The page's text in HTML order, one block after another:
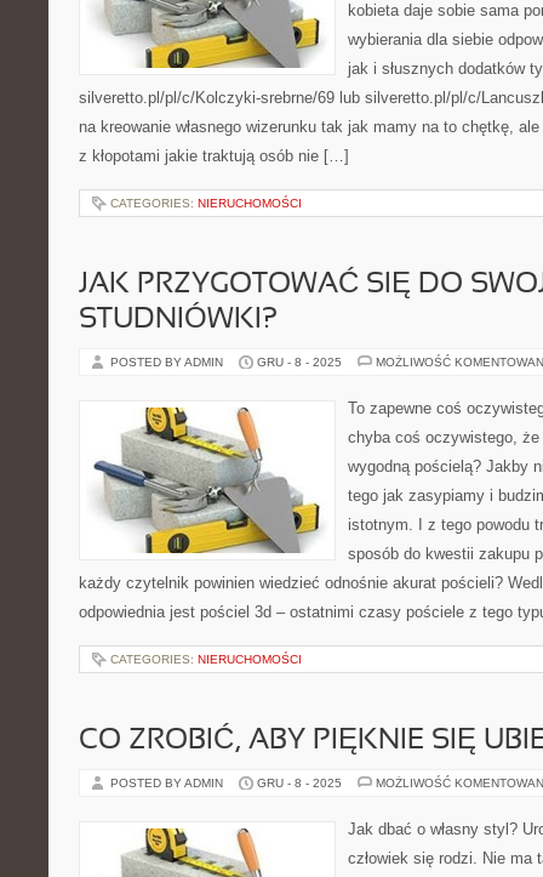
kobieta daje sobie sama
wybierania dla siebie
jak i słusznych dodatków
silveretto.pl/pl/c/Kolczyki-srebrne/69 lub silveretto.pl/pl/c/
na kreowanie własnego wizerunku tak jak mamy na to chętkę,
z kłopotami jakie traktują osób nie […]
CATEGORIES: NIERUCHOMOŚCI
JAK PRZYGOTOWAĆ SIĘ DO
STUDNIÓWKI?
POSTED BY ADMIN GRU - 8 - 2025 MOŻLIWOŚĆ
To zapewne coś
chyba coś oczywistego,
wygodną pościelą? Jakby
tego jak zasypiamy i
istotnym. I z tego powodu
sposób do kwestii zakupu
każdy czytelnik powinien wiedzieć odnośnie akurat pościeli?
odpowiednia jest pościel 3d – ostatnimi czasy pościele z tego
CATEGORIES: NIERUCHOMOŚCI
CO ZROBIĆ, ABY PIĘKNIE SIĘ
POSTED BY ADMIN GRU - 8 - 2025 MOŻLIWOŚĆ
Jak dbać o własny styl?
człowiek się rodzi. Nie ma